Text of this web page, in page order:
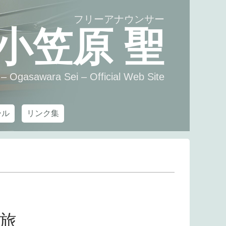
フリーアナウンサー
笠原 聖
– Ogasawara Sei – Official Web Site
ル リンク集